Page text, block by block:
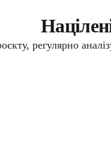
регулярно